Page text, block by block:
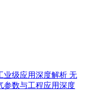
业级应用深度解析 无
参数与工程应用深度